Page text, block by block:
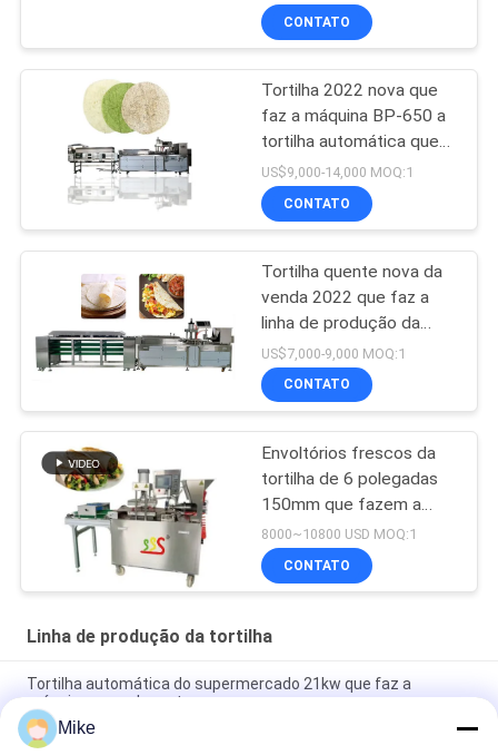
CONTATO
Tortilha 2022 nova que
faz a máquina BP-650 a
tortilha automática que
faz a máquina
US$9,000-14,000 MOQ:1
CONTATO
Tortilha quente nova da
venda 2022 que faz a
linha de produção da
tortilha da máquina BP-
550
US$7,000-9,000 MOQ:1
CONTATO
Envoltórios frescos da
tortilha de 6 polegadas
150mm que fazem a
máquina completamente
automática
8000~10800 USD MOQ:1
CONTATO
Linha de produção da tortilha
Tortilha automática do supermercado 21kw que faz a
máquina a cor de prata
10 - linha de produção nova da tortilha do diâmetro de 45cm
Mike